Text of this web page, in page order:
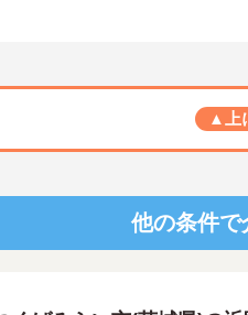
▲上
他の条件で